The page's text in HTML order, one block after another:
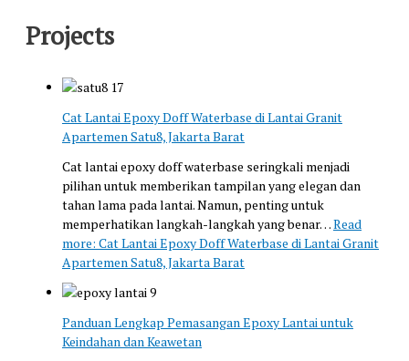
Projects
Cat Lantai Epoxy Doff Waterbase di Lantai Granit
Apartemen Satu8, Jakarta Barat
Cat lantai epoxy doff waterbase seringkali menjadi
pilihan untuk memberikan tampilan yang elegan dan
tahan lama pada lantai. Namun, penting untuk
memperhatikan langkah-langkah yang benar…Read
more: Cat Lantai Epoxy Doff Waterbase di Lantai Granit
Apartemen Satu8, Jakarta Barat
Panduan Lengkap Pemasangan Epoxy Lantai untuk
Keindahan dan Keawetan